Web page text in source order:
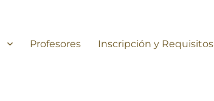
Profesores Inscripción y Requisitos